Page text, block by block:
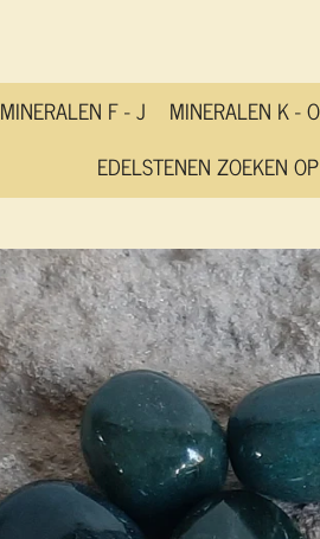
MINERALEN F - J MINERALEN K - O
EDELSTENEN ZOEKEN